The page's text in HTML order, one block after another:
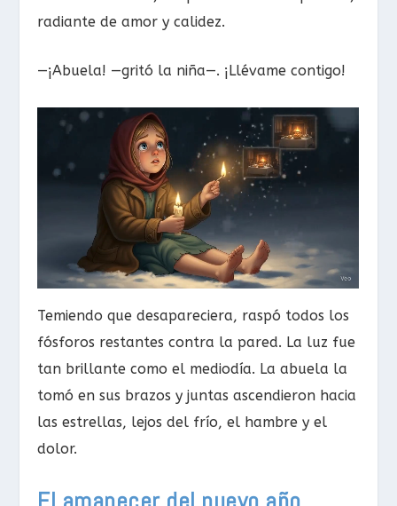
radiante de amor y calidez.
—¡Abuela! —gritó la niña—. ¡Llévame contigo!
Temiendo que desapareciera, raspó todos los
fósforos restantes contra la pared. La luz fue
tan brillante como el mediodía. La abuela la
tomó en sus brazos y juntas ascendieron hacia
las estrellas, lejos del frío, el hambre y el
dolor.